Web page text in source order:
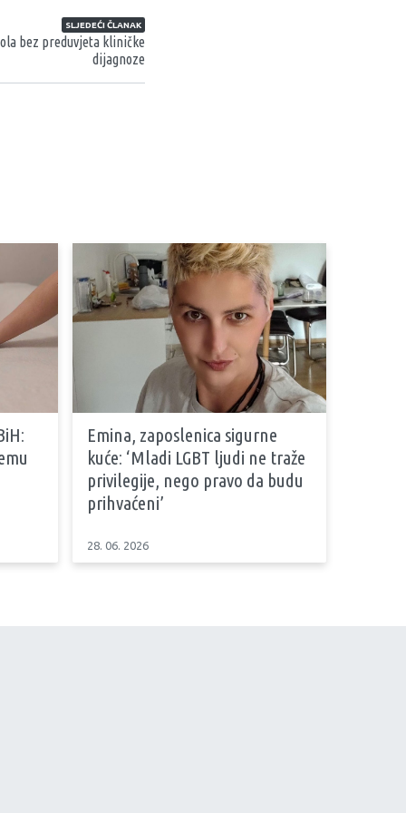
SLJEDEĆI ČLANAK
bez preduvjeta kliničke
dijagnoze
Emina, zaposlenica sigurne
kuće: ‘Mladi LGBT ljudi ne traže
privilegije, nego pravo da budu
prihvaćeni’
28. 06. 2026